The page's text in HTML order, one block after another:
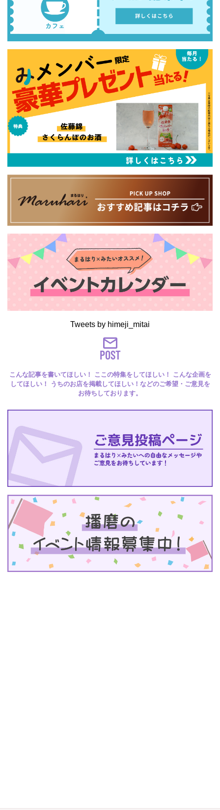
Tweets by himeji_mitai
POST
こんな記事を書いてほしい！ ここの特集をしてほしい！ こんな企画を
してほしい！ うちのお店を掲載してほしい！などのご希望・ご意見を
お待ちしております。